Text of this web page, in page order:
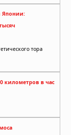
Японии:
тора
километров в час